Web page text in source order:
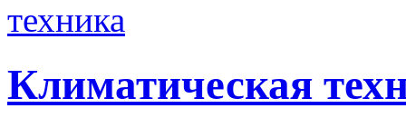
Климатическая